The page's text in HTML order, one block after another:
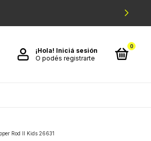
¡Hola! Iniciá sesión
O podés registrarte
0
Rod II Kids 26631